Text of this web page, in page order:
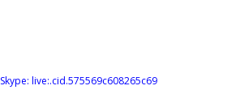
Skype: live:.cid.575569c608265c69